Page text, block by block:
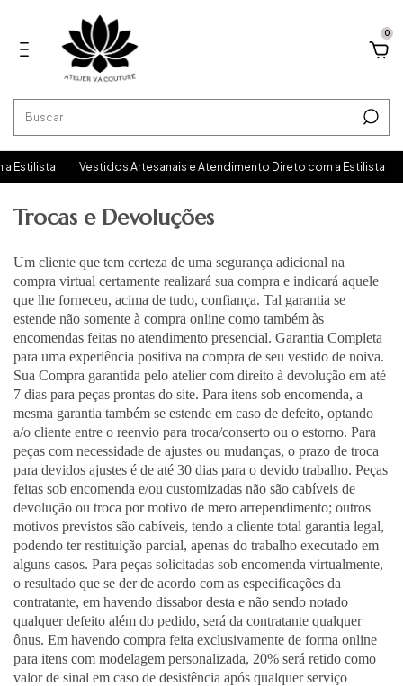
0
Estilista Vestidos Artesanais e Atendimento Direto com a Estilista
Trocas e Devoluções
Um cliente que tem certeza de uma segurança adicional na
compra virtual certamente realizará sua compra e indicará aquele
que lhe forneceu, acima de tudo, confiança. Tal garantia se
estende não somente à compra online como também às
encomendas feitas no atendimento presencial. Garantia Completa
para uma experiência positiva na compra de seu vestido de noiva.
Sua Compra garantida pelo atelier com direito à devolução em até
7 dias para peças prontas do site. Para itens sob encomenda, a
mesma garantia também se estende em caso de defeito, optando
a/o cliente entre o reenvio para troca/conserto ou o estorno. Para
peças com necessidade de ajustes ou mudanças, o prazo de troca
para devidos ajustes é de até 30 dias para o devido trabalho. Peças
feitas sob encomenda e/ou customizadas não são cabíveis de
devolução ou troca por motivo de mero arrependimento; outros
motivos previstos são cabíveis, tendo a cliente total garantia legal,
podendo ter restituição parcial, apenas do trabalho executado em
alguns casos. Para peças solicitadas sob encomenda virtualmente,
o resultado que se der de acordo com as especificações da
contratante, em havendo dissabor desta e não sendo notado
qualquer defeito além do pedido, será da contratante qualquer
ônus. Em havendo compra feita exclusivamente de forma online
para itens com modelagem personalizada, 20% será retido como
valor de sinal em caso de desistência após qualquer serviço